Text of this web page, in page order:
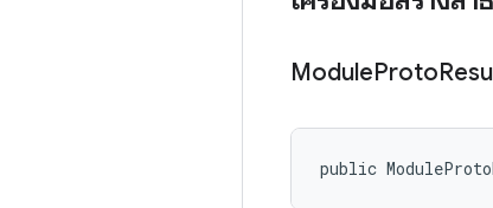
ModuleProto
public